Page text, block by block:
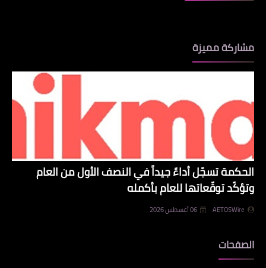
مشاركة مميزة
الحكمة تسجّل أداءً جيداً في النصف الأول من العام
وتؤكّد توقّعاتها للعام بأكمله
AETOSWire 06 أغسطس 2026
الصفحات